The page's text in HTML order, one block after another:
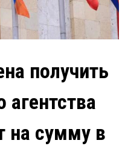
получить
агентства
на сумму в